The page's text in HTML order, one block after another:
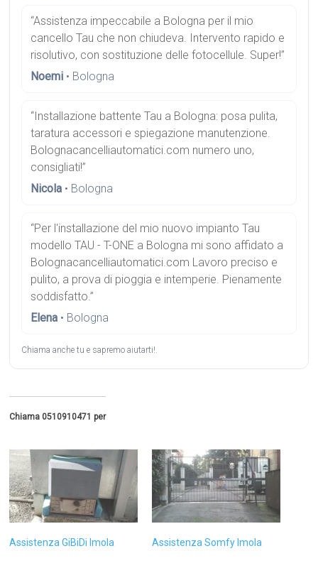
“Assistenza impeccabile a Bologna per il mio
cancello Tau che non chiudeva. Intervento rapido e
risolutivo, con sostituzione delle fotocellule. Super!”
Noemi • Bologna
“Installazione battente Tau a Bologna: posa pulita,
taratura accessori e spiegazione manutenzione.
Bolognacancelliautomatici.com numero uno,
consigliati!”
Nicola • Bologna
“Per l'installazione del mio nuovo impianto Tau
modello TAU - T-ONE a Bologna mi sono affidato a
Bolognacancelliautomatici.com Lavoro preciso e
pulito, a prova di pioggia e intemperie. Pienamente
soddisfatto.”
Elena • Bologna
Chiama anche tu e sapremo aiutarti!.
Chiama 0510910471 per
Assistenza GiBiDi Imola Assistenza Somfy Imola